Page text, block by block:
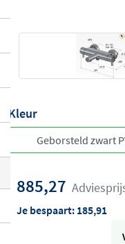
Kleur
885,27
Je bespaart: 185,91